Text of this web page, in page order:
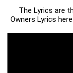
The Lyrics are
Owners Lyrics